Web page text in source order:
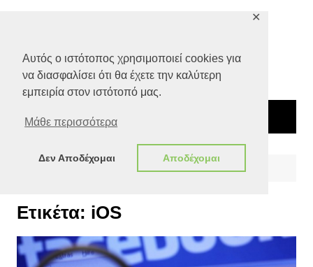
Αυτός ο ιστότοπος χρησιμοποιεί cookies για
να διασφαλίσει ότι θα έχετε την καλύτερη
εμπειρία στον ιστότοπό μας.
Μάθε περισσότερα
Δεν Αποδέχομαι Αποδέχομαι
✕
Ετικέτα: iOS